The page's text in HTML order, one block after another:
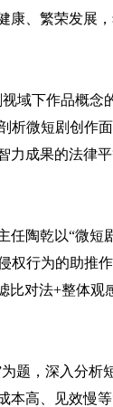
、繁荣发展
域下作品概念
析微短剧创作
力成果的法律
陶乾以“微短
行为的助推
对法+整体观
题，深入分析
高、见效慢